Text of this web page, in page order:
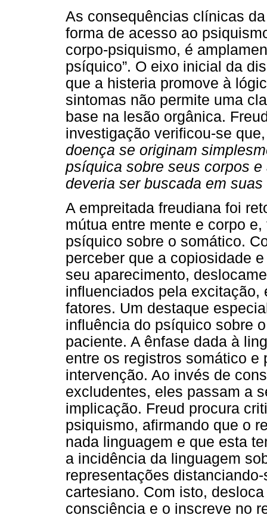
As consequências clínicas
forma de acesso ao
corpo-psiquismo, é
psíquico”. O eixo inicial da
que a histeria promove à
sintomas não permite uma
base na lesão orgânica.
investigação verificou-se
doença se originam
psíquica sobre seus corpos
deveria ser buscada em suas
A empreitada freudiana foi
mútua entre mente e corpo
psíquico sobre o somático.
perceber que a copiosidade
seu aparecimento,
influenciados pela excitação,
fatores. Um destaque
influência do psíquico sobre
paciente. A ênfase dada à
entre os registros somático
intervenção. Ao invés de
excludentes, eles passam a
implicação. Freud procura
psiquismo, afirmando que o
nada linguagem e que esta
a incidência da linguagem
representações
cartesiano. Com isto,
consciência e o inscreve no